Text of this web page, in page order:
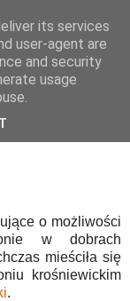
o możliwości
w dobrach
mieściła się
krośniewickim
.
its services
user-agent are
and security
usage